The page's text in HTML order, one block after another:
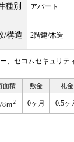
種別 アパート
/構造 2階建/木造
セコムセキュリテ
面積 敷金 礼金
ｍ2 0ヶ月 0.5ヶ